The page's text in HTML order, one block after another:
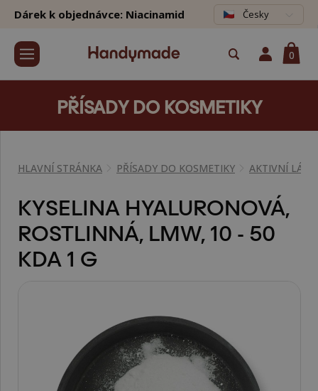
Dárek k objednávce: Niacinamid Česky
0
PŘÍSADY DO KOSMETIKY
HLAVNÍ STRÁNKA PŘÍSADY DO KOSMETIKY AKTIVNÍ
KYSELINA HYALURONOVÁ,
ROSTLINNÁ, LMW, 10 - 50
KDA 1 G